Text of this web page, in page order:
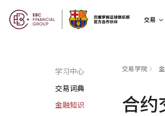
交易
学习中心
交易词典
金融知识
交易学院
合约